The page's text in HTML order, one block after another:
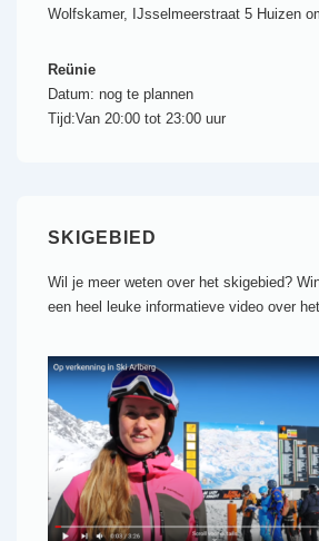
Wolfskamer, IJsselmeerstraat 5 Huizen
Reünie
Datum: nog te plannen
Tijd:Van 20:00 tot 23:00 uur
SKIGEBIED
Wil je meer weten over het skigebied?
een heel leuke informatieve video over